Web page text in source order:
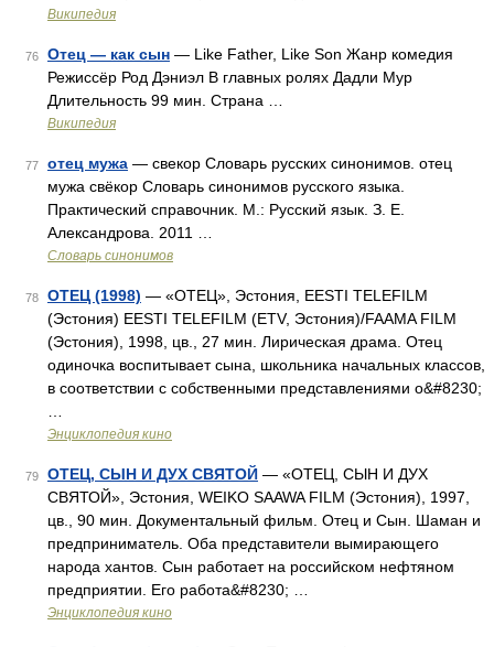
Википедия
76 Отец — как сын — Like Father, Like Son Жанр комедия
Режиссёр Род Дэниэл В главных ролях Дадли Мур
Длительность 99 мин. Страна …
Википедия
77 отец мужа — свекор Словарь русских синонимов. отец
мужа свёкор Словарь синонимов русского языка.
Практический справочник. М.: Русский язык. З. Е.
Александрова. 2011 …
Словарь синонимов
78 ОТЕЦ (1998) — «ОТЕЦ», Эстония, EESTI TELEFILM
(Эстония) EESTI TELEFILM (ETV, Эстония)/FAAMA FILM
(Эстония), 1998, цв., 27 мин. Лирическая драма. Отец
одиночка воспитывает сына, школьника начальных классов,
в соответствии с собственными представлениями о&#8230;
Энциклопедия кино
79 ОТЕЦ, СЫН И ДУХ СВЯТОЙ — «ОТЕЦ, СЫН И ДУХ
СВЯТОЙ», Эстония, WEIKO SAAWA FILM (Эстония), 1997,
цв., 90 мин. Документальный фильм. Отец и Сын. Шаман и
предприниматель. Оба представители вымирающего
народа хантов. Сын работает на российском нефтяном
предприятии. Его работа&#8230; …
Энциклопедия кино